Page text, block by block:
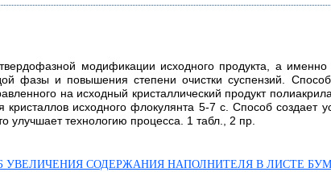
модификации исходного продукта, а
фазы и повышения степени очистки суспензий.
на исходный кристаллический продукт
исходного флокулянта 5-7 с. Способ создает
улучшает технологию процесса. 1 табл., 2 пр.
УВЕЛИЧЕНИЯ СОДЕРЖАНИЯ НАПОЛНИТЕЛЯ В ЛИСТЕ